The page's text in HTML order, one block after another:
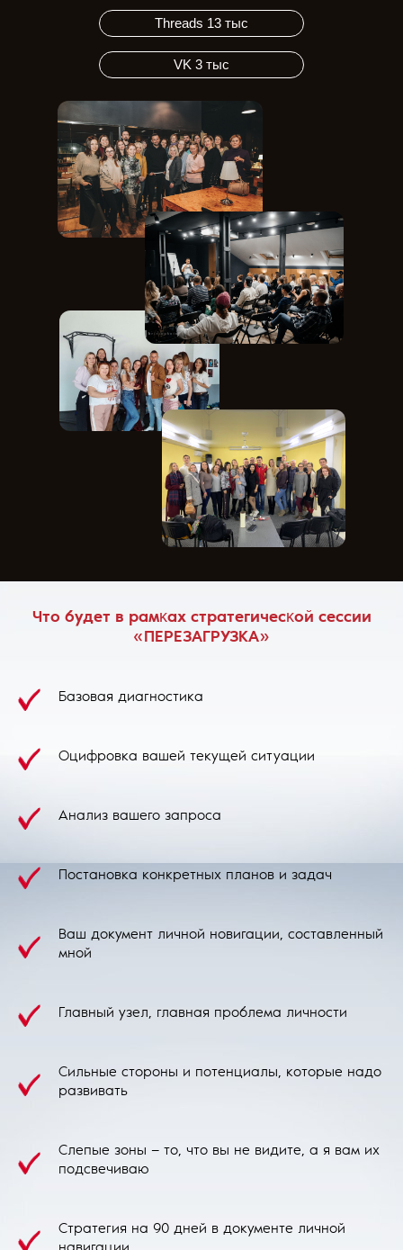
VK 3 тыс
Threads 13 тыс
Что будет в рамĸах стратегичесĸой сессии
«ПЕРЕЗАГРУЗКА»
Базовая диагностика
Оцифровка вашей текущей ситуации
Анализ вашего запроса
Постановка конкретных планов и задач
Ваш документ личной новигации, составленный
мной
Главный узел, главная проблема личности
Сильные стороны и потенциалы, которые надо
развивать
Слепые зоны — то, что вы не видите, а я вам их
подсвечиваю
Стратегия на 90 дней в документе личной